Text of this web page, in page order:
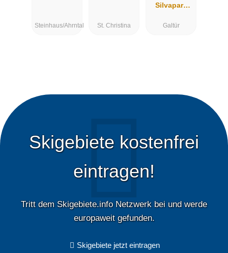
Steinhaus/Ahrntal St. Christina
Silvapark
Galtür
Skigebiete kostenfrei
eintragen!
Tritt dem Skigebiete.info Netzwerk bei und werde
europaweit gefunden.
Skigebiete jetzt eintragen